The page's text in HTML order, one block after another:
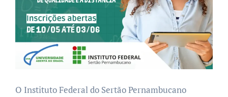
O Instituto Federal do Sertão Pernambucano